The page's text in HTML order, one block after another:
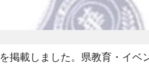
載しました。県教育・イベ